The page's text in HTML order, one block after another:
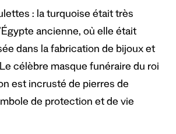
: la turquoise était très
ancienne, où elle était
dans la fabrication de bijoux et
célèbre masque funéraire du roi
est incrusté de pierres de
de protection et de vie